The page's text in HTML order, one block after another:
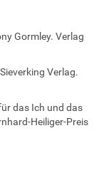
Gormley. Verlag
Verlag.
das Ich und das
Heiliger-Preis